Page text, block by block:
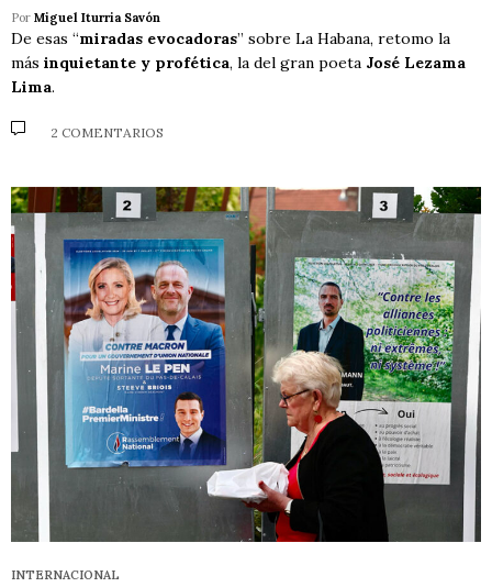
Por Miguel Iturria Savón
De esas “miradas evocadoras” sobre La Habana, retomo la
más inquietante y profética, la del gran poeta José Lezama
Lima.
2 COMENTARIOS
INTERNACIONAL